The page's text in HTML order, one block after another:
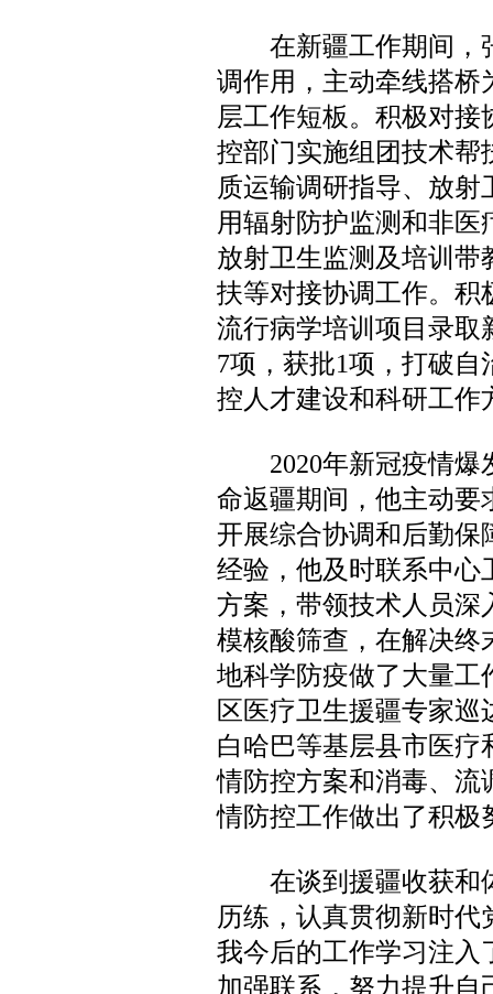
在新疆工作期间，张
调作用，主动牵线搭桥
层工作短板。积极对
控部门实施组团技术帮
质运输调研指导、放
用辐射防护监测和非
放射卫生监测及培训带
扶等对接协调工作。积
流行病学培训项目录取
7项，获批1项，打破
控人才建设和科研工作
2020年新冠疫情爆
命返疆期间，他主动要
开展综合协调和后勤保
经验，他及时联系中心
方案，带领技术人员深
模核酸筛查，在解决终
地科学防疫做了大量工
区医疗卫生援疆专家
白哈巴等基层县市医疗
情防控方案和消毒、流
情防控工作做出了积极
在谈到援疆收获和体
历练，认真贯彻新时
我今后的工作学习注入
加强联系，努力提升自